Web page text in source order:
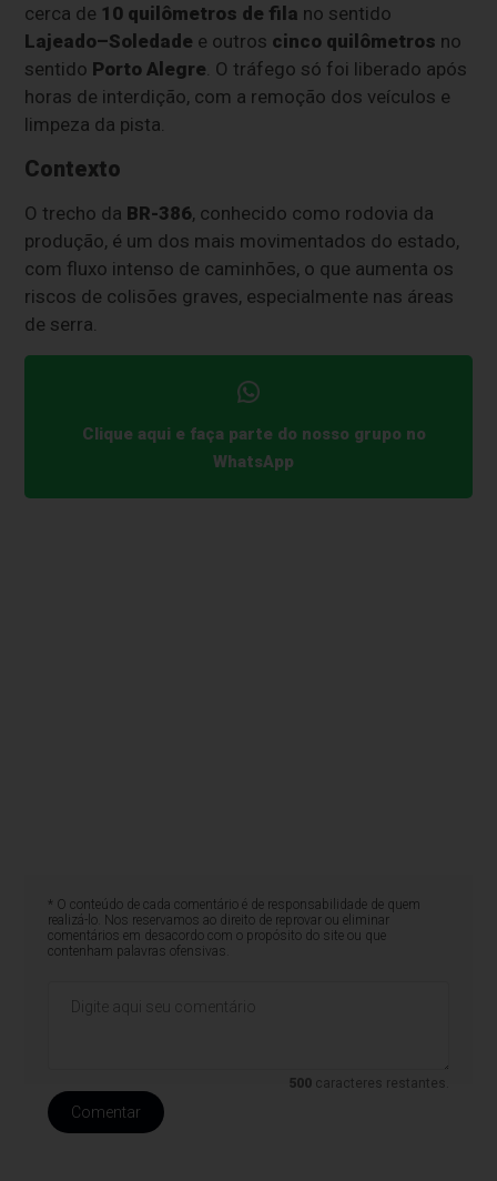
cerca de 10 quilômetros de fila no sentido
Lajeado–Soledade e outros cinco quilômetros no
sentido Porto Alegre . O tráfego só foi liberado após
horas de interdição, com a remoção dos veículos e
limpeza da pista.
Contexto
O trecho da BR-386, conhecido como rodovia da
produção, é um dos mais movimentados do estado,
com fluxo intenso de caminhões, o que aumenta os
riscos de colisões graves, especialmente nas áreas
de serra.
Clique aqui e faça parte do nosso grupo no
WhatsApp
* O conteúdo de cada comentário é de responsabilidade de quem
realizá-lo. Nos reservamos ao direito de reprovar ou eliminar
comentários em desacordo com o propósito do site ou que
contenham palavras ofensivas.
500 caracteres restantes.
Comentar